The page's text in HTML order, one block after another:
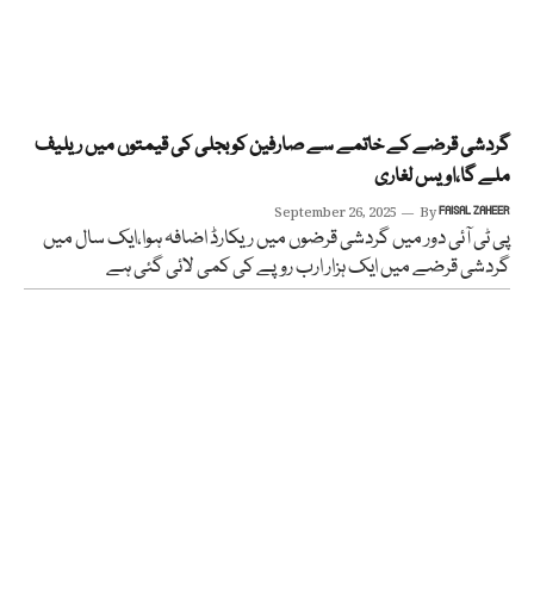
گردشی قرضے کے خاتمے سے صارفین کو بجلی کی قیمتوں میں ریلیف
ملے گا،اویس لغاری
September 26, 2025 ByFAISAL ZAHEER
پی ٹی آئی دور میں گردشی قرضوں میں ریکارڈ اضافہ ہوا،ایک سال میں
گردشی قرضے میں ایک ہزار ارب روپے کی کمی لائی گئی ہے